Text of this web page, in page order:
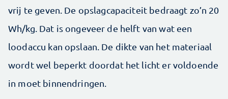
vrij te geven. De opslagcapaciteit bedraagt zo’n 20
Wh/kg. Dat is ongeveer de helft van wat een
loodaccu kan opslaan. De dikte van het materiaal
wordt wel beperkt doordat het licht er voldoende
in moet binnendringen.